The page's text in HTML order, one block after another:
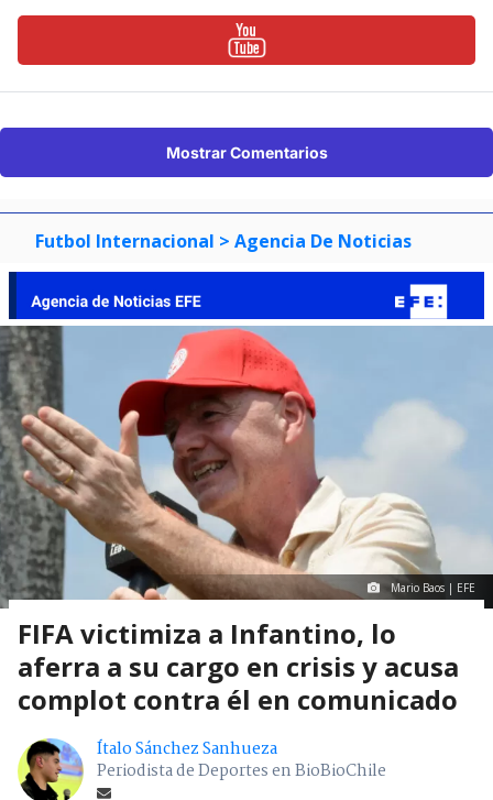
Mostrar Comentarios
Futbol Internacional > Agencia De Noticias
Mario Baos | EFE
FIFA victimiza a Infantino, lo
aferra a su cargo en crisis y acusa
complot contra él en comunicado
Ítalo Sánchez Sanhueza
Periodista de Deportes en BioBioChile